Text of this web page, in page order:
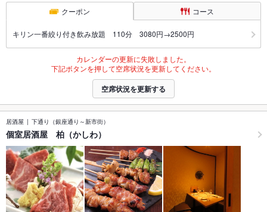
クーポン コース
キリン一番絞り付き飲み放題 110分 3080円→2500円
カレンダーの更新に失敗しました。
下記ボタンを押して空席状況を更新してください。
空席状況を更新する
居酒屋 下通り（銀座通り～新市街）
個室居酒屋 柏（かしわ）